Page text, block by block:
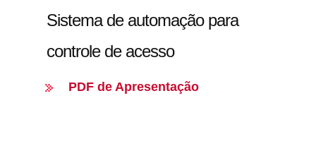
Sistema de automação para
controle de acesso
PDF de Apresentação